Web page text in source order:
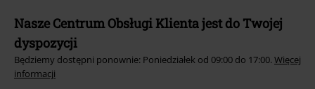
Nasze Centrum Obsługi Klienta jest do Twojej
dyspozycji
Będziemy dostępni ponownie: Poniedziałek od 09:00 do 17:00. Więcej
informacji